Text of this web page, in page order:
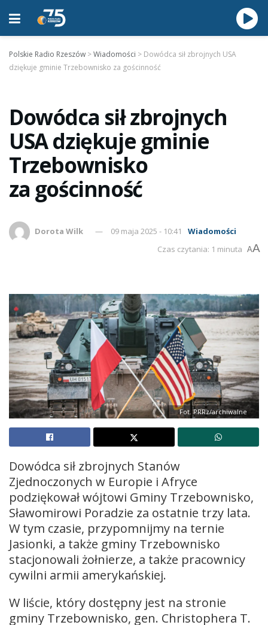
Polskie Radio Rzeszów >Wiadomości > Dowódca sił zbrojnych USA
dziękuje gminie Trzebownisko za gościnność
Dowódca sił zbrojnych
USA dziękuje gminie
Trzebownisko
za gościnność
Dorota Wilk 09 maja 2025 - 10:41
Wiadomości
Czas czytania: 1 minuta AA
Fot. PRRz/archiwalne
Dowódca sił zbrojnych Stanów
Zjednoczonych w Europie i Afryce
podziękował wójtowi Gminy Trzebownisko,
Sławomirowi Poradzie za ostatnie trzy lata.
W tym czasie, przypomnijmy na ternie
Jasionki, a także gminy Trzebownisko
stacjonowali żołnierze, a także pracownicy
cywilni armii amerykańskiej.
W liście, który dostępny jest na stronie
gminy Trzebownisko, gen. Christophera T.